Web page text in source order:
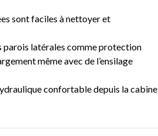
sont faciles à nettoyer et
parois latérales comme protection
même avec de l’ensilage
confortable depuis la cabine